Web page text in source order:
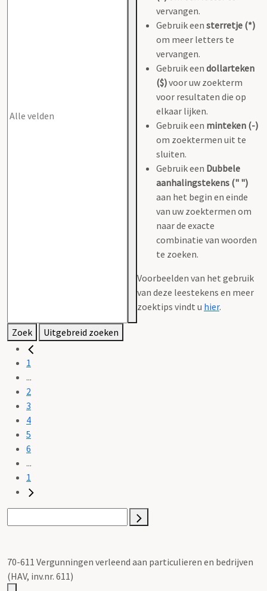
vervangen.
Gebruik een sterretje (*)
om meer letters te
vervangen.
Gebruik een dollarteken
($)voor uw zoekterm
voor resultaten die op
elkaar lijken.
Gebruik een minteken (-)
om zoektermen uit te
sluiten.
Gebruik een Dubbele
aanhalingstekens (" ")
aan het begin en einde
van uw zoektermen om
naar de exacte
combinatie van woorden
te zoeken.
Voorbeelden van het gebruik
van deze leestekens en meer
zoektips vindt u hier.
Zoek Uitgebreid zoeken
1
...
2
3
4
5
6
...
1
70-611 Vergunningen verleend aan particulieren en bedrijven
(HAV, inv.nr. 611)